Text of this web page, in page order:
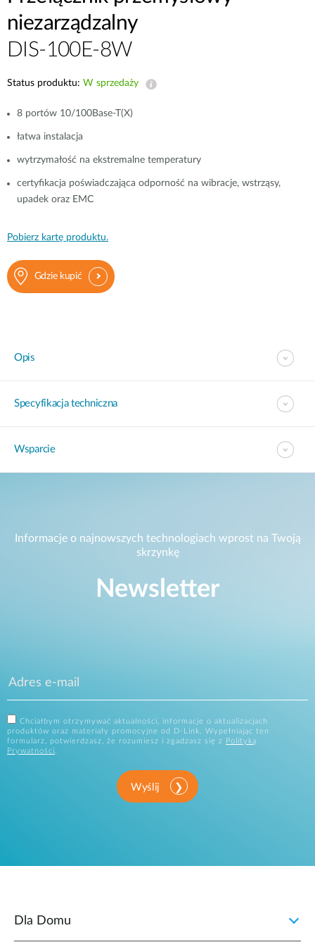
niezarządzalny
DIS-100E-8W
Status produktu: W sprzedaży
8 portów 10/100Base-T(X)
łatwa instalacja
wytrzymałość na ekstremalne temperatury
certyfikacja poświadczająca odporność na wibracje, wstrząsy,
upadek oraz EMC
Pobierz kartę produktu.
Gdzie kupić
Opis
Specyfikacja techniczna
Wsparcie
Informacje o najnowszych technologiach wprost na Twoją
skrzynkę
Newsletter
Chciałbym otrzymywać aktualności, informacje o aktualizacjach
produktów oraz materiały promocyjne od D-Link. Wypełniając ten
formularz, potwierdzasz, że rozumiesz i zgadzasz się z
Polityką
Prywatności.
Wyślij
Dla Domu